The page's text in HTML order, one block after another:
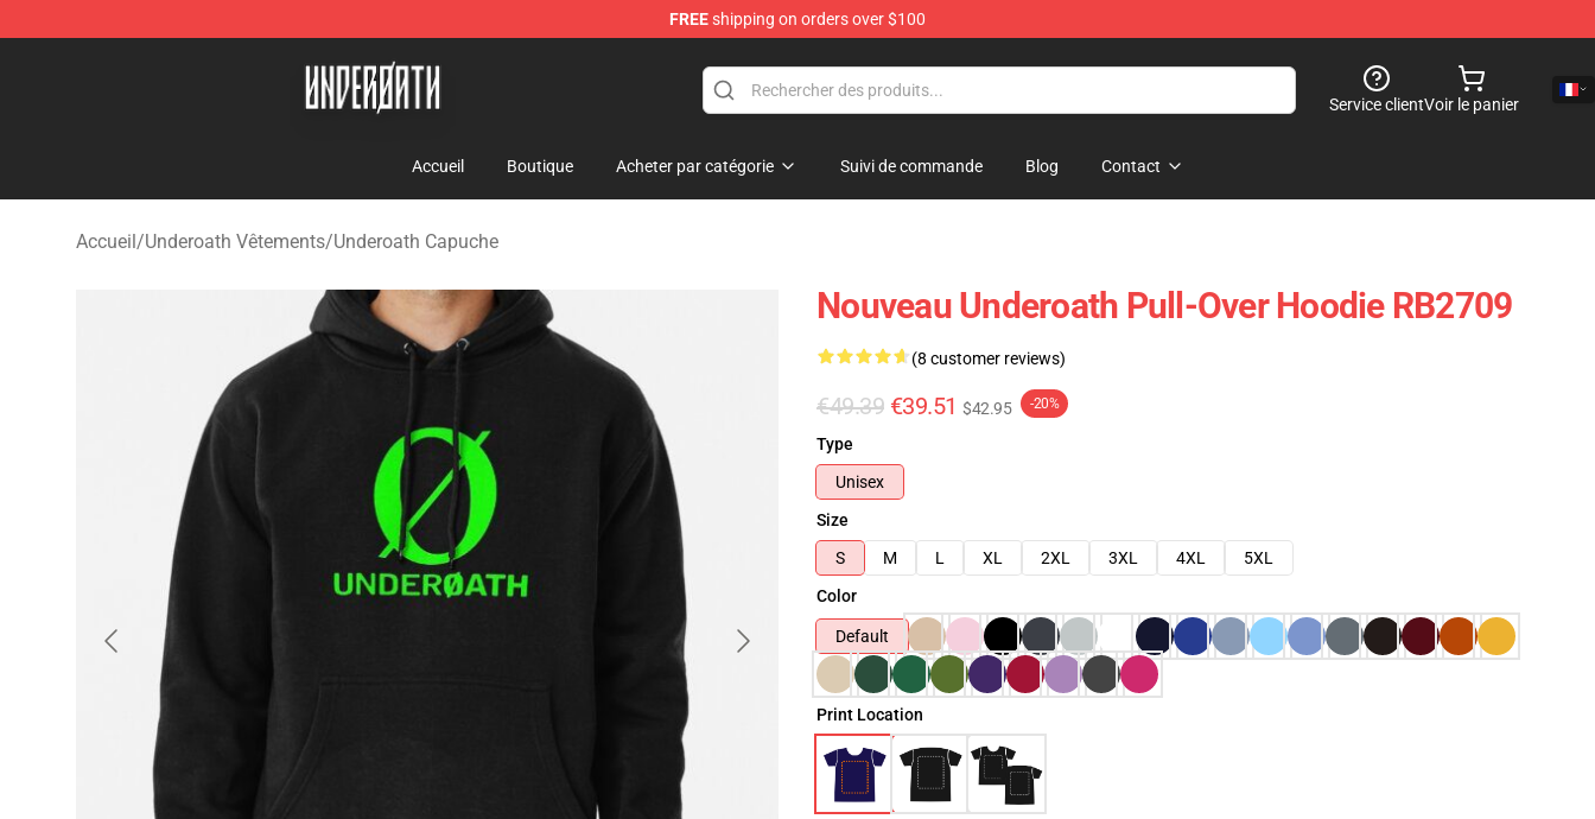
FREEshipping on orders over $100
Underoath Store - Official Underoath Merchandise Shop
Service clientVoir le panier
Accueil Boutique Acheter par catégorie Suivi de commande Blog Contact
Accueil/Underoath Vêtements/Underoath Capuche
Nouveau Underoath Pull-Over Hoodie RB2709
(8 customer reviews)
€49.39 €39.51 $42.95 -20%
Type
Unisex
Size
S
M L XL 2XL 3XL 4XL
5XL
Color
Default
Print Location